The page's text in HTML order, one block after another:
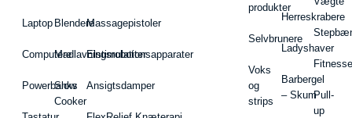
Laptop
Computere
Powerbanks
Blendere
Madlavningsrobotter
Slow
Cooker
Massagepistoler
Elstimulationsapparater
Ansigtsdamper
produkter
Selvbrunere
Voks
og
strips
Herreskrabere
Ladyshaver
Barbergel
– SkumPull-
up